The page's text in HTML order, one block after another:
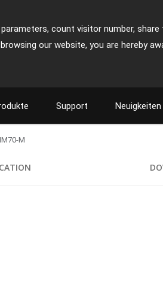
count visitor number,
our website, you are hereby
Support Neuigkeiten
M